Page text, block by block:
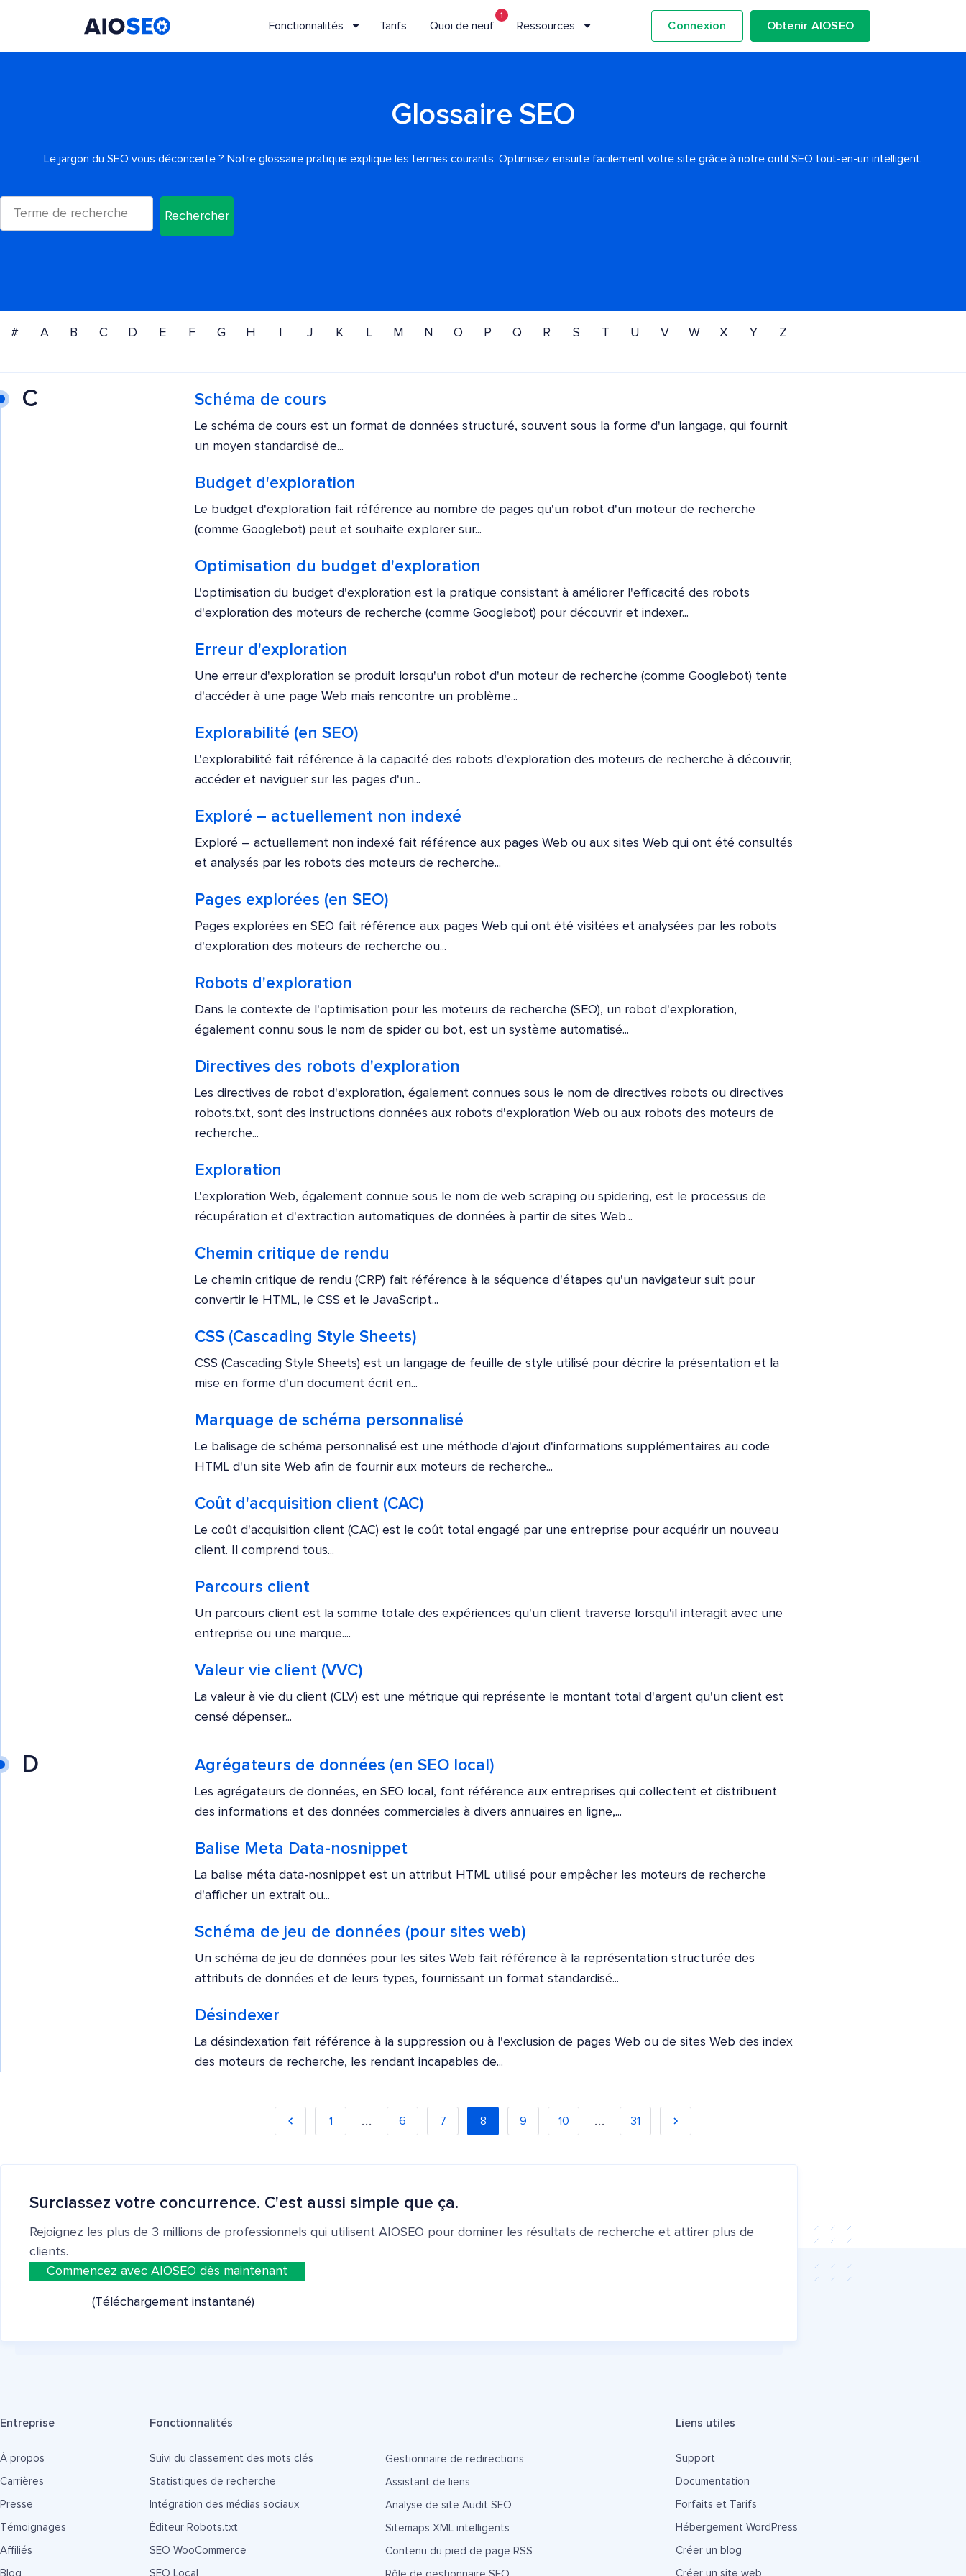
Fonctionnalités Tarifs Quoi de neuf
1
Ressources Connexion Obtenir AIOSEO
Glossaire SEO
Le jargon du SEO vous déconcerte ? Notre glossaire pratique explique les termes courants. Optimisez ensuite facilement votre site grâce à notre outil SEO tout-en-un intelligent.
Rechercher
# A B C D E F G H J K L M N O P Q R S T U V W X Y Z
C Schéma de cours
Le schéma de cours est un format de données structuré, souvent sous la forme d'un langage, qui fournit
un moyen standardisé de...
Budget d'exploration
Le budget d'exploration fait référence au nombre de pages qu'un robot d'un moteur de recherche
(comme Googlebot) peut et souhaite explorer sur...
Optimisation du budget d'exploration
L'optimisation du budget d'exploration est la pratique consistant à améliorer l'efficacité des robots
d'exploration des moteurs de recherche (comme Googlebot) pour découvrir et indexer...
Erreur d'exploration
Une erreur d'exploration se produit lorsqu'un robot d'un moteur de recherche (comme Googlebot) tente
d'accéder à une page Web mais rencontre un problème...
Explorabilité (en SEO)
L'explorabilité fait référence à la capacité des robots d'exploration des moteurs de recherche à découvrir,
accéder et naviguer sur les pages d'un...
Exploré – actuellement non indexé
Exploré – actuellement non indexé fait référence aux pages Web ou aux sites Web qui ont été consultés
et analysés par les robots des moteurs de recherche...
Pages explorées (en SEO)
Pages explorées en SEO fait référence aux pages Web qui ont été visitées et analysées par les robots
d'exploration des moteurs de recherche ou...
Robots d'exploration
Dans le contexte de l'optimisation pour les moteurs de recherche (SEO), un robot d'exploration,
également connu sous le nom de spider ou bot, est un système automatisé...
Directives des robots d'exploration
Les directives de robot d'exploration, également connues sous le nom de directives robots ou directives
robots.txt, sont des instructions données aux robots d'exploration Web ou aux robots des moteurs de
recherche...
Exploration
L'exploration Web, également connue sous le nom de web scraping ou spidering, est le processus de
récupération et d'extraction automatiques de données à partir de sites Web...
Chemin critique de rendu
Le chemin critique de rendu (CRP) fait référence à la séquence d'étapes qu'un navigateur suit pour
convertir le HTML, le CSS et le JavaScript...
CSS (Cascading Style Sheets)
CSS (Cascading Style Sheets) est un langage de feuille de style utilisé pour décrire la présentation et la
mise en forme d'un document écrit en...
Marquage de schéma personnalisé
Le balisage de schéma personnalisé est une méthode d'ajout d'informations supplémentaires au code
HTML d'un site Web afin de fournir aux moteurs de recherche...
Coût d'acquisition client (CAC)
Le coût d'acquisition client (CAC) est le coût total engagé par une entreprise pour acquérir un nouveau
client. Il comprend tous...
Parcours client
Un parcours client est la somme totale des expériences qu'un client traverse lorsqu'il interagit avec une
entreprise ou une marque....
Valeur vie client (VVC)
La valeur à vie du client (CLV) est une métrique qui représente le montant total d'argent qu'un client est
censé dépenser...
D Agrégateurs de données (en SEO local)
Les agrégateurs de données, en SEO local, font référence aux entreprises qui collectent et distribuent
des informations et des données commerciales à divers annuaires en ligne,...
Balise Meta Data-nosnippet
La balise méta data-nosnippet est un attribut HTML utilisé pour empêcher les moteurs de recherche
d'afficher un extrait ou...
Schéma de jeu de données (pour sites web)
Un schéma de jeu de données pour les sites Web fait référence à la représentation structurée des
attributs de données et de leurs types, fournissant un format standardisé...
Désindexer
La désindexation fait référence à la suppression ou à l'exclusion de pages Web ou de sites Web des index
des moteurs de recherche, les rendant incapables de...
1 … 6 7 8 9 10 … 31
Surclassez votre concurrence. C'est aussi simple que ça.
Rejoignez les plus de 3 millions de professionnels qui utilisent AIOSEO pour dominer les résultats de recherche et attirer plus de
clients.
Commencez avec AIOSEO dès maintenant
(Téléchargement instantané)
Entreprise
À propos
Carrières
Presse
Témoignages
Affiliés
Blog
Fonctionnalités
Suivi du classement des mots clés
Statistiques de recherche
Intégration des médias sociaux
Éditeur Robots.txt
SEO WooCommerce
SEO Local
Gestionnaire de redirections
Assistant de liens
Analyse de site Audit SEO
Sitemaps XML intelligents
Contenu du pied de page RSS
Liens utiles
Support
Documentation
Forfaits et Tarifs
Hébergement WordPress
Créer un blog
Créer un site web